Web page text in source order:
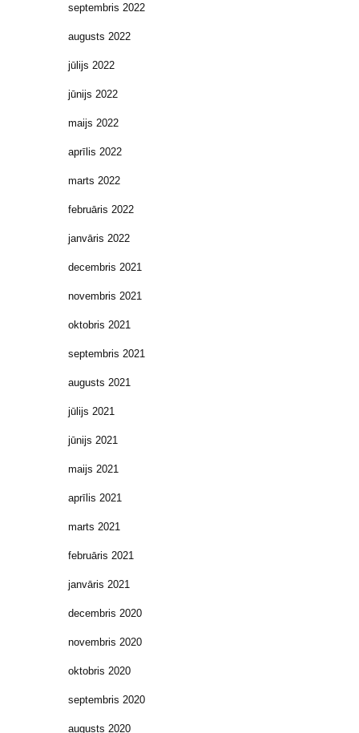
septembris 2022
augusts 2022
jūlijs 2022
jūnijs 2022
maijs 2022
aprīlis 2022
marts 2022
februāris 2022
janvāris 2022
decembris 2021
novembris 2021
oktobris 2021
septembris 2021
augusts 2021
jūlijs 2021
jūnijs 2021
maijs 2021
aprīlis 2021
marts 2021
februāris 2021
janvāris 2021
decembris 2020
novembris 2020
oktobris 2020
septembris 2020
augusts 2020